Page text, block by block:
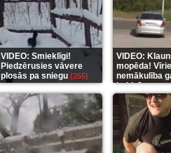
VIDEO: Smieklīgi!
Piedzērusies vāvere
plosās pa sniegu (255)
VIDEO:
mopēda!
nemākulība
beidzās ar
(289)